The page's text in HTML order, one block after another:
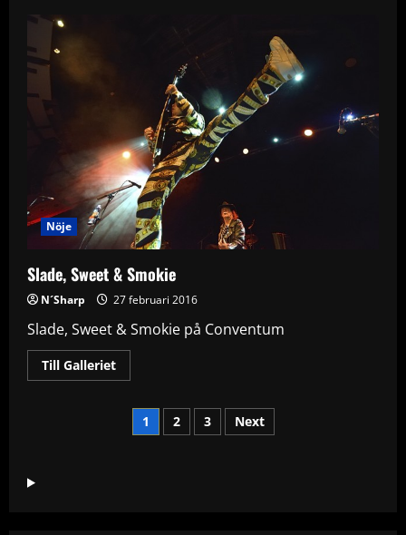
Nöje
Slade, Sweet & Smokie
N´Sharp 27 februari 2016
Slade, Sweet & Smokie på Conventum
Till GallerietRead
more
Sweet
Smokie
Sidnumrering
1 2 3 Next